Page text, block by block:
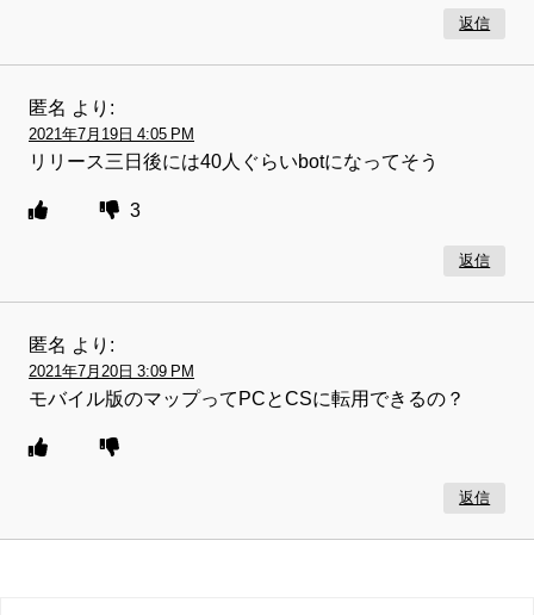
返信
匿名 より:
2021年7月19日 4:05 PM
リリース三日後には40人ぐらいbotになってそう
3
返信
匿名 より:
2021年7月20日 3:09 PM
モバイル版のマップってPCとCSに転用できるの？
返信